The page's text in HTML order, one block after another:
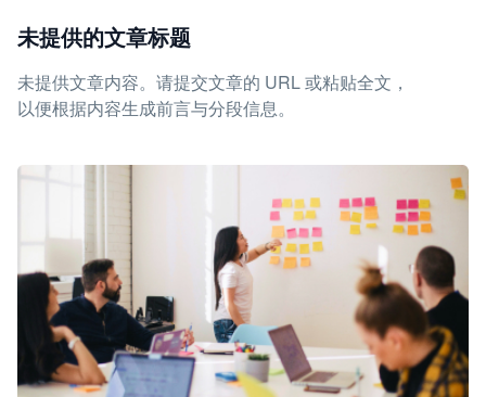
未提供的文章标题
未提供文章内容。请提交文章的 URL 或粘贴全文，
以便根据内容生成前言与分段信息。